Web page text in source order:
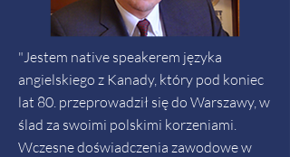
"Jestem native speakerem języka
angielskiego z Kanady, który pod koniec
lat 80. przeprowadził się do Warszawy, w
ślad za swoimi polskimi korzeniami.
Wczesne doświadczenia zawodowe w